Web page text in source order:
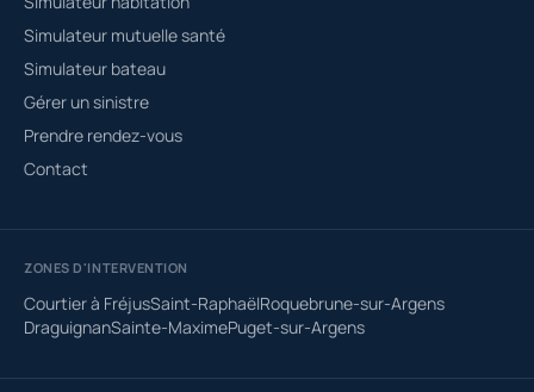
Simulateur mutuelle santé
Simulateur bateau
Gérer un sinistre
Prendre rendez-vous
Contact
ZONES D'INTERVENTION
Courtier à FréjusSaint-RaphaëlRoquebrune-sur-Argens
DraguignanSainte-MaximePuget-sur-Argens